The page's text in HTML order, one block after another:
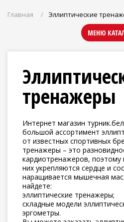
Главная Эллиптические
МЕНЮ
тренажеры
Интернет магазин
большой ассортимент
от известных спортивных
тренажеры – это
кардиотренажеров, поэтому
них укрепляются сердце и
наращивается мышечная
найдете:
эллиптические тренажеры;
складные модели
эргометры.